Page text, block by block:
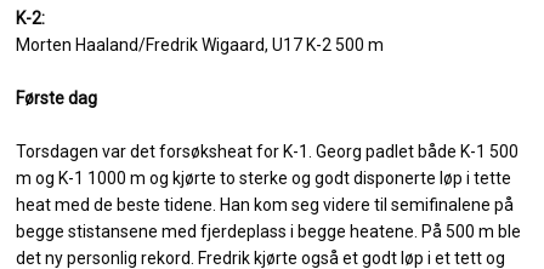
K-2:
Morten Haaland/Fredrik Wigaard, U17 K-2 500 m
Første dag
Torsdagen var det forsøksheat for K-1. Georg padlet både K-1 500
m og K-1 1000 m og kjørte to sterke og godt disponerte løp i tette
heat med de beste tidene. Han kom seg videre til semifinalene på
begge stistansene med fjerdeplass i begge heatene. På 500 m ble
det ny personlig rekord. Fredrik kjørte også et godt løp i et tett og